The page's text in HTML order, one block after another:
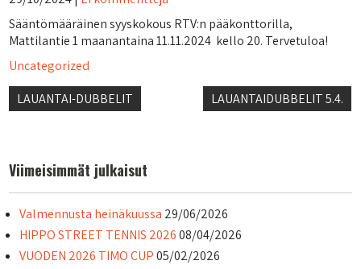
Sääntömääräinen syyskokous RTV:n pääkonttorilla,
Mattilantie 1 maanantaina 11.11.2024 kello 20. Tervetuloa!
Uncategorized
Artikkelien
LAUANTAI-DUBBELIT LAUANTAIDUBBELIT 5.4.
Viimeisimmät julkaisut
Valmennusta heinäkuussa 29/06/2026
HIPPO STREET TENNIS 2026 08/04/2026
VUODEN 2026 TIMO CUP 05/02/2026